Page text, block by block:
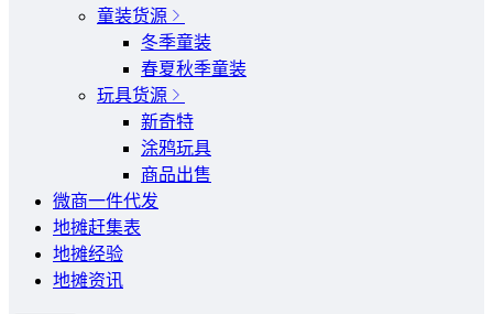
童装货源
冬季童装
春夏秋季童装
玩具货源
新奇特
涂鸦玩具
商品出售
微商一件代发
地摊赶集表
地摊经验
地摊资讯